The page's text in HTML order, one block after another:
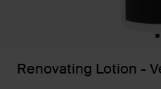
Renovating Lotion -